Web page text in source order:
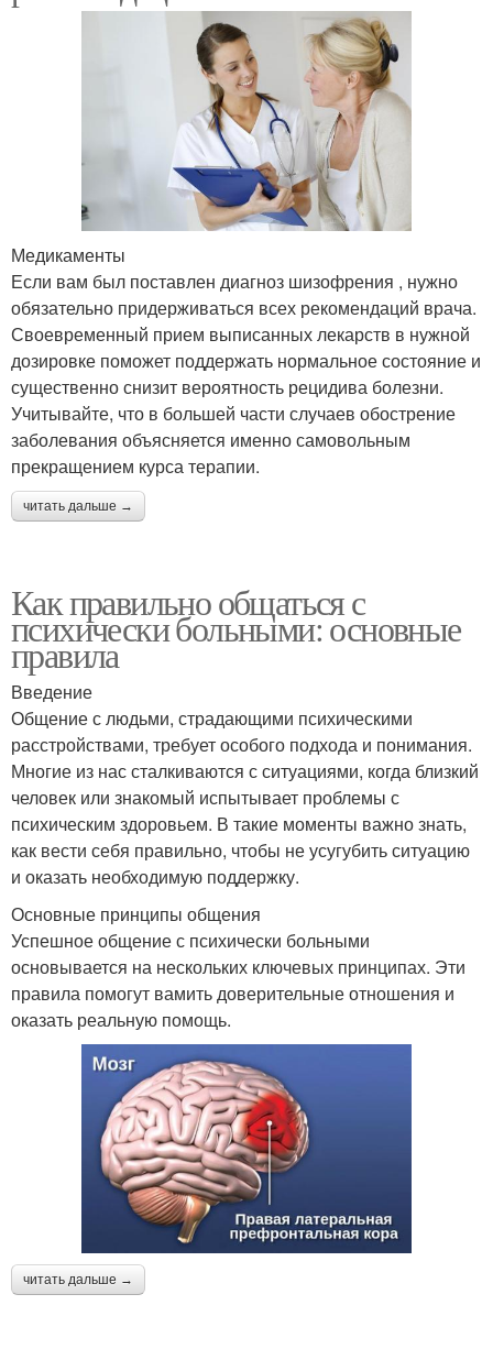
Медикаменты
Если вам был поставлен диагноз шизофрения , нужно
обязательно придерживаться всех рекомендаций врача.
Своевременный прием выписанных лекарств в нужной
дозировке поможет поддержать нормальное состояние и
существенно снизит вероятность рецидива болезни.
Учитывайте, что в большей части случаев обострение
заболевания объясняется именно самовольным
прекращением курса терапии.
читать дальше →
Как правильно общаться с
психически больными: основные
правила
Введение
Общение с людьми, страдающими психическими
расстройствами, требует особого подхода и понимания.
Многие из нас сталкиваются с ситуациями, когда близкий
человек или знакомый испытывает проблемы с
психическим здоровьем. В такие моменты важно знать,
как вести себя правильно, чтобы не усугубить ситуацию
и оказать необходимую поддержку.
Основные принципы общения
Успешное общение с психически больными
основывается на нескольких ключевых принципах. Эти
правила помогут вамить доверительные отношения и
оказать реальную помощь.
читать дальше →